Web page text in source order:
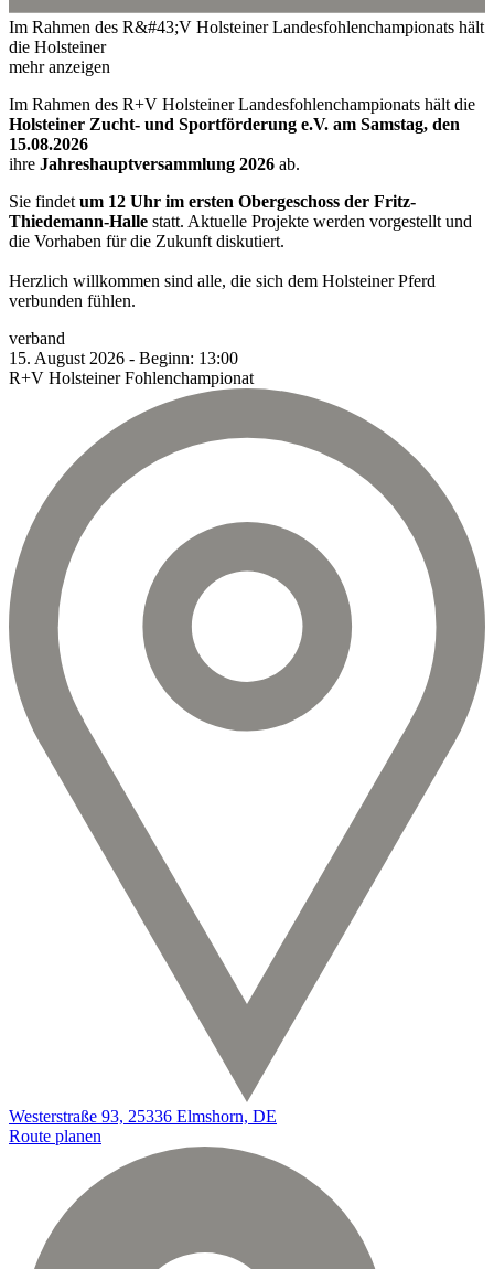
Im Rahmen des R&#43;V Holsteiner Landesfohlenchampionats hält
die Holsteiner
mehr anzeigen
Im Rahmen des R+V Holsteiner Landesfohlenchampionats hält die
Holsteiner Zucht- und Sportförderung e.V. am Samstag, den
15.08.2026
ihre Jahreshauptversammlung 2026 ab.
Sie findet um 12 Uhr im ersten Obergeschoss der Fritz-
Thiedemann-Halle statt. Aktuelle Projekte werden vorgestellt und
die Vorhaben für die Zukunft diskutiert.
Herzlich willkommen sind alle, die sich dem Holsteiner Pferd
verbunden fühlen.
verband
15. August 2026 - Beginn: 13:00
R+V Holsteiner Fohlenchampionat
Westerstraße 93, 25336 Elmshorn, DE
Route planen